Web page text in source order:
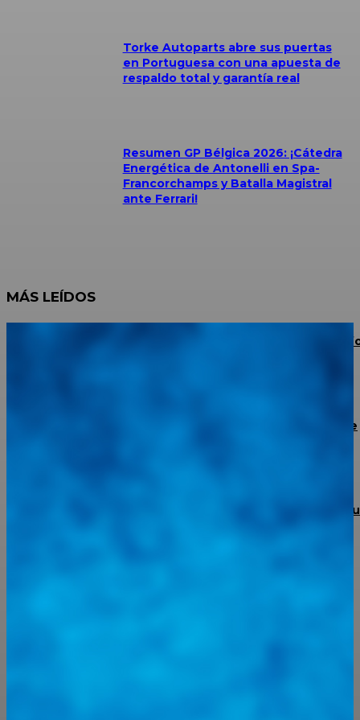
Torke Autoparts abre sus puertas
en Portuguesa con una apuesta de
respaldo total y garantía real
Resumen GP Bélgica 2026: ¡Cátedra
Energética de Antonelli en Spa-
Francorchamps y Batalla Magistral
ante Ferrari!
MÁS LEÍDOS
JAC Escalante Aterriza en La Grita: Potencia 4×4,
BMW confirma un plan de recorte de 8.000 puestos de
Torke Autoparts abre sus puertas en Portuguesa con